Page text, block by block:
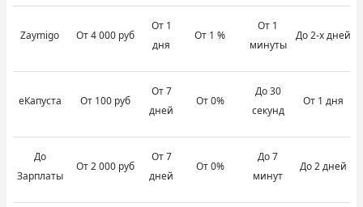
Zaymigo От 4 000 руб
От 1
дня
От 1 %
От 1
минуты
До 2-х дней
еКапуста От 100 руб
От 7
дней
От 0%
До 30
секунд
От 1 дня
До
Зарплаты
От 2 000 руб
От 7
дней
От 0%
До 7
минут
До 2 дней